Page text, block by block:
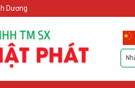
Dương